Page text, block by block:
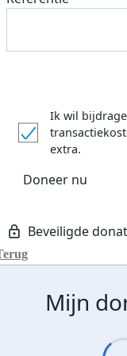
Ik wil
extra.
Doneer nu
Mijn